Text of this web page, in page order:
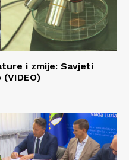
i zmije: Savjeti